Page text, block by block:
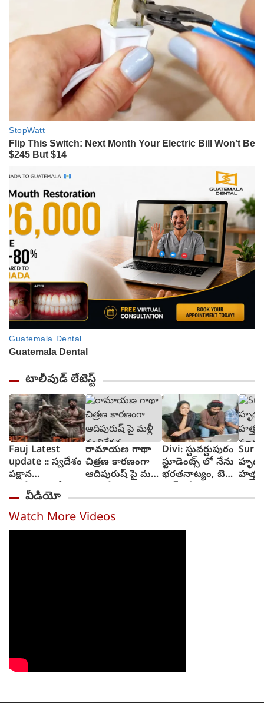
టాలీవుడ్ లేటెస్ట్
Fauj Latest
update :: స్వదేశం
పక్షాన
ఆంగ్లేయులతో
పోరాటానికి దిగిన
ఫౌజీ గా ప్రభాస్
రామాయణ గాథా
చిత్రణ కారణంగా
ఆదిపురుష్ పై మళ్లీ
Divi: స్టువర్టుపురం
స్టూడెంట్స్ లో నేను
భరతనాట్యం, బెల్లి
వీడియో
Watch More Videos